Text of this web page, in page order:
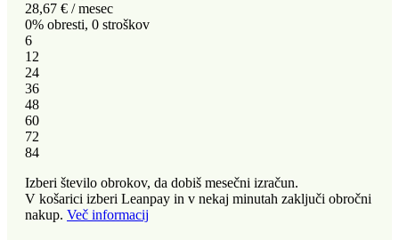
28,67 € / mesec
0% obresti, 0 stroškov
6
12
24
36
48
60
72
84
Izberi število obrokov, da dobiš mesečni izračun.
V košarici izberi Leanpay in v nekaj minutah zaključi obročni
nakup. Več informacij